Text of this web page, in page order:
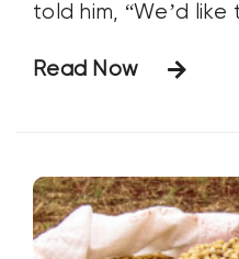
told him, “We’d
cover story for July.
Read Now